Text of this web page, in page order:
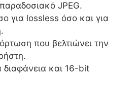
JPEG.
για lossless όσο και για
που βελτιώνει την
διαφάνεια και 16-bit